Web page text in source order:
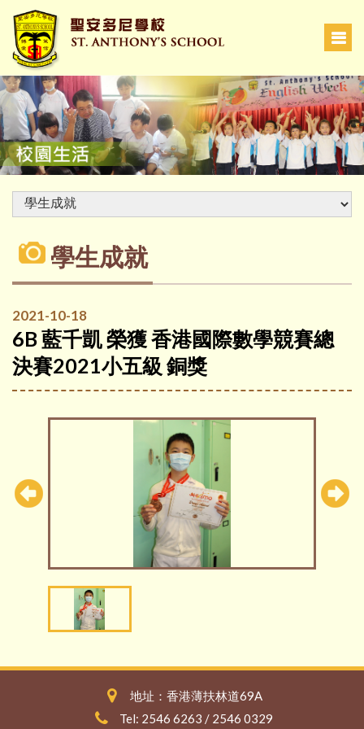
學生成就
2021-10-18
6B 藍千凱 榮獲 香港國際數學競賽總
決賽2021小五級 銅獎
地址：香港薄扶林道69A
Tel: 2546 6263 / 2546 0329